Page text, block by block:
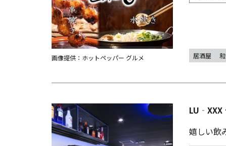
画像提供：ホットペッパー グルメ 居酒屋
LU‐XXX
嬉しい飲